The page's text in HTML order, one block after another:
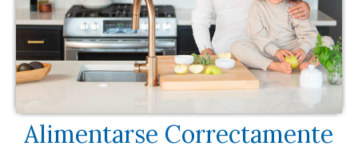
Alimentarse Correctamente